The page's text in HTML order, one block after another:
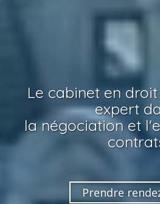
Le cabinet en
expert
la négociation et
Prendre